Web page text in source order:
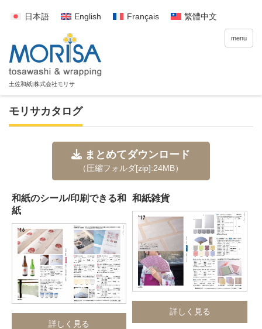
日本語 English Français 繁體中文
menu
モリサカタログ
まとめてダウンロード
（圧縮フォルダ[zip]:24MB）
和紙のシール/印刷できる和
紙
詳しく見る
和紙雑貨
詳しく見る